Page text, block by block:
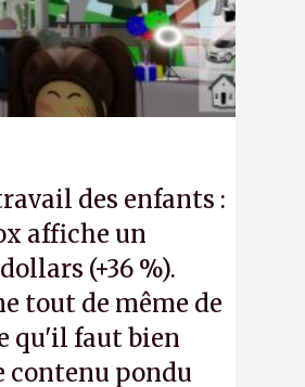
des enfants :
affiche un
(+36 %).
tout de même de
qu'il faut bien
contenu pondu